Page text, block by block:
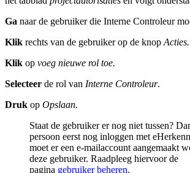
Ga naar de gebruiker die Interne Controleur
Klik rechts van de gebruiker op de knop Acties.
Klik op voeg nieuwe rol toe.
Selecteer de rol van Interne Controleur.
Druk op Opslaan.
Staat de gebruiker er nog niet tussen?
persoon eerst nog inloggen met
moet er een e-mailaccount aangemaakt
deze gebruiker. Raadpleeg hiervoor de
pagina gebruiker beheren.